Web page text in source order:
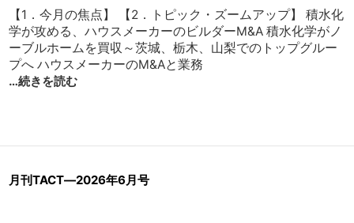
【1．今月の焦点】 【2．トピック・ズームアップ】 積水化
学が攻める、ハウスメーカーのビルダーM&A 積水化学がノ
ーブルホームを買収～茨城、栃木、山梨でのトップグルー
プへ ハウスメーカーのM&Aと業務
…続きを読む
月刊TACT―2026年6月号